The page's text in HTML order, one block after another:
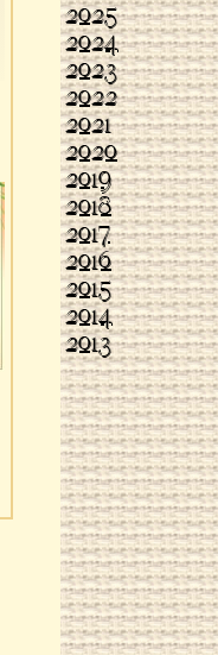
2025
2024
2023
2022
2021
2020
2019
2018
2017
2016
2015
2014
2013